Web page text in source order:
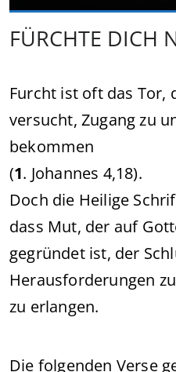
FÜRCHTE DICH
Furcht ist oft das Tor,
versucht, Zugang zu
bekommen
(1. Johannes 4,18).
Doch die Heilige
dass Mut, der auf
gegründet ist, der
Herausforderungen
zu erlangen.
Die folgenden Verse